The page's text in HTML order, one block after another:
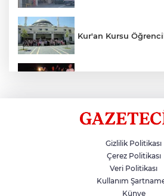
Kur'an Kursu
Siverek’te Mahmut
Filistin Konvoyuna
Gizlilik Politikası
Çerez Politikası
Veri Politikası
Kullanım
Künye